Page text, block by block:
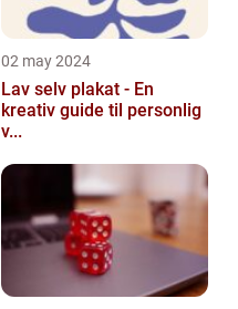
02 may 2024
Lav selv plakat - En
kreativ guide til personlig
v...